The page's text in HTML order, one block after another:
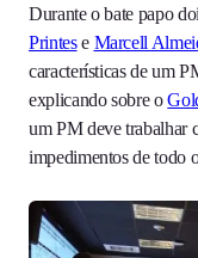
Durante o bate papo
Printese Marcell
características de um
explicando sobre o
um PM deve trabalhar
impedimentos de todo